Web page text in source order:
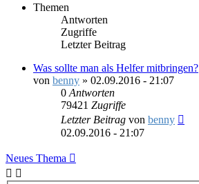
Themen
Antworten
Zugriffe
Letzter Beitrag
Was sollte man als Helfer mitbringen?
von benny » 02.09.2016 - 21:07
0 Antworten
79421 Zugriffe
Letzter Beitrag von benny
02.09.2016 - 21:07
Neues Thema